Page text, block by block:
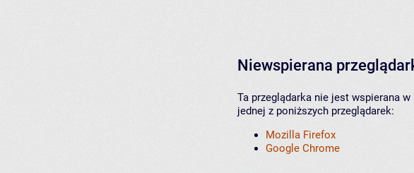
Niewspierana
Ta przeglądarka nie jest wspierana
jednej z poniższych przeglądarek:
Mozilla Firefox
Google Chrome